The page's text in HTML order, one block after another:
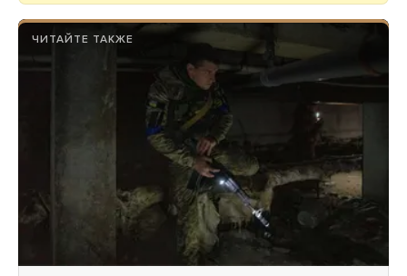
ЧИТАЙТЕ ТАКЖЕ